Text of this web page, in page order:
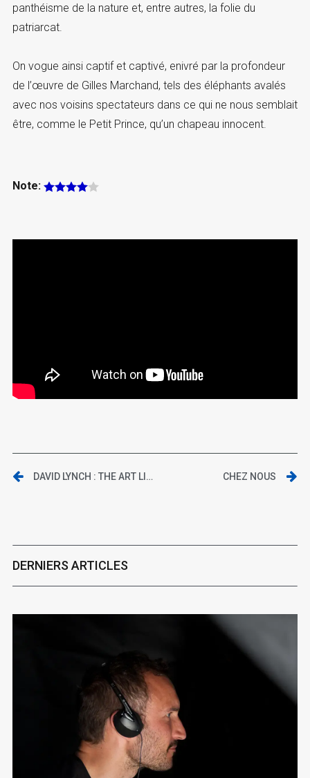
panthéisme de la nature et, entre autres, la folie du
patriarcat.
On vogue ainsi captif et captivé, enivré par la profondeur
de l’œuvre de Gilles Marchand, tels des éléphants avalés
avec nos voisins spectateurs dans ce qui ne nous semblait
être, comme le Petit Prince, qu’un chapeau innocent.
Note:
DAVID LYNCH : THE ART LIFE CHEZ NOUS
DERNIERS ARTICLES